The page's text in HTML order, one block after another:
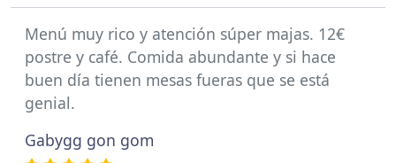
Menú muy rico y atención súper majas. 12€
postre y café. Comida abundante y si hace
buen día tienen mesas fueras que se está
genial.
Gabygg gon gom